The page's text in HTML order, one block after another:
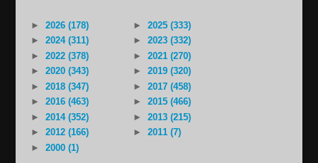
► 2026 (178) ►
2025 (333)
►
2024 (311) ►
2023 (332)
►
2022 (378) ►
2021 (270)
►
2020 (343) ►
2019 (320)
►
2018 (347) ►
2017 (458)
►
2016 (463) ►
2015 (466)
►
2014 (352) ►
2013 (215)
►
2012 (166) ►
2011 (7)
►
2000 (1)